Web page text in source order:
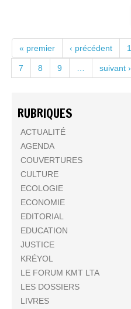
PAGES
« premier ‹ précédent 1
7 8 9 suivant ›
RUBRIQUES
ACTUALITÉ
AGENDA
COUVERTURES
CULTURE
ECOLOGIE
ECONOMIE
EDITORIAL
EDUCATION
JUSTICE
KRÉYOL
LE FORUM KMT LTA
LES DOSSIERS
LIVRES